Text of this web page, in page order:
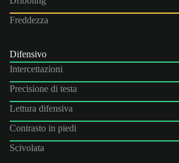
Freddezza
Difensivo
Intercettazioni
Precisione di testa
Lettura difensiva
Contrasto in piedi
Scivolata